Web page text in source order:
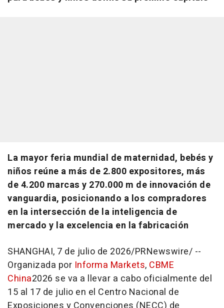
La mayor feria mundial de maternidad, bebés y
niños reúne a más de 2.800 expositores, más
de 4.200 marcas y 270.000 m de innovación de
vanguardia, posicionando a los compradores
en la intersección de la inteligencia de
mercado y la excelencia en la fabricación
SHANGHAI, 7 de julio de 2026/PRNewswire/ --
Organizada por Informa Markets, CBME
China2026 se va a llevar a cabo oficialmente del
15 al 17 de julio en el Centro Nacional de